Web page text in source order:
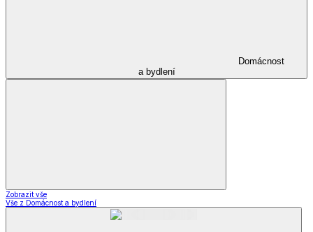
Domácnost
a bydlení
Zobrazit vše
Vše z Domácnost a bydlení